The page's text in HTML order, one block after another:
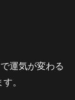
運気が変わる
。